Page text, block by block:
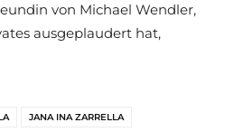
von Michael Wendler,
ausgeplaudert hat,
JANA INA ZARRELLA